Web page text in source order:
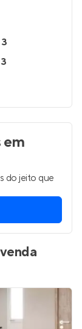
em
do jeito que